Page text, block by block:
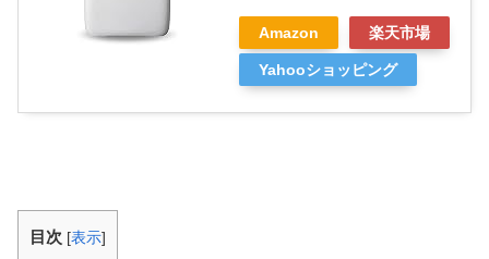
Amazon 楽天市場
Yahooショッピング
目次 [表示]